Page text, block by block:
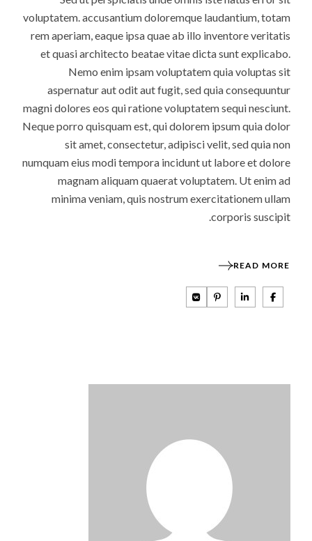
voluptatem. accusantium doloremque laudantium, totam
rem aperiam, eaque ipsa quae ab illo inventore veritatis
et quasi architecto beatae vitae dicta sunt explicabo.
Nemo enim ipsam voluptatem quia voluptas sit
aspernatur aut odit aut fugit, sed quia consequuntur
magni dolores eos qui ratione voluptatem sequi nesciunt.
Neque porro quisquam est, qui dolorem ipsum quia dolor
sit amet, consectetur, adipisci velit, sed quia non
numquam eius modi tempora incidunt ut labore et dolore
magnam aliquam quaerat voluptatem. Ut enim ad
minima veniam, quis nostrum exercitationem ullam
corporis suscipit.
READ MORE